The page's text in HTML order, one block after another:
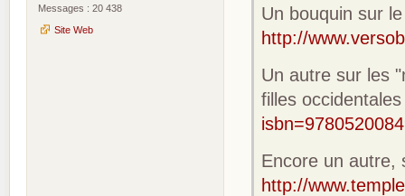
Messages : 20 438
Site Web
Un bouquin sur
http://
Un autre sur les
filles
Encore un autre,
http://